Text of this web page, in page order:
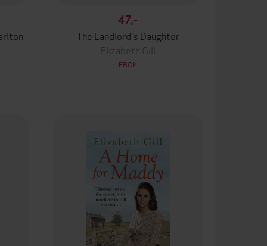
47,-
The Landlord's Daughter
Elizabeth Gill
EBOK